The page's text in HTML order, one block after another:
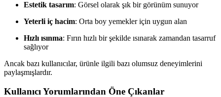
Estetik tasarım: Görsel olarak şık bir görünüm sunuyor
Yeterli iç hacim: Orta boy yemekler için uygun alan
Hızlı ısınma: Fırın hızlı bir şekilde ısınarak zamandan tasarruf
sağlıyor
Ancak bazı kullanıcılar, ürünle ilgili bazı olumsuz deneyimlerini
paylaşmışlardır.
Kullanıcı Yorumlarından Öne Çıkanlar